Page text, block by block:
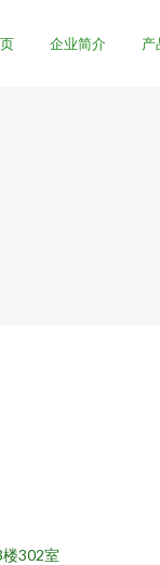
企业简介 产
302室